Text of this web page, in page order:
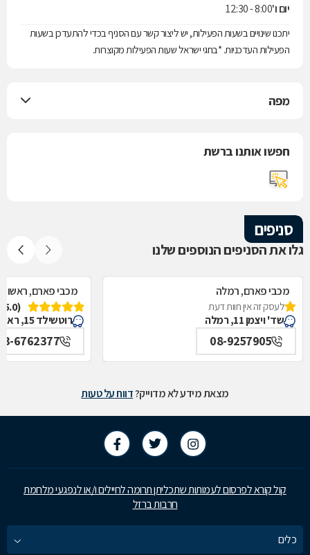
יום ו'8:00 - 12:30
יתכנו שינויים בשעות הפעילות, יש ליצור קשר עם הסניף בכדי להתעדכן בשעות
הפעילות העדכניות. *בחגי ישראל שעות הפעילות מקוצרות.
מפה
חפשו אותנו ברשת
סניפים
גלו את הסניפים הנוספים שלנו
מכבי פארם, רמלה
לעסק זה אין חוות דעת
שד' ויצמן 11, רמלה
08-9257905
מכבי פארם, ראשון
(5.0)
רוטשילד 15, ראשון לציון
6762377
מצאת מידע לא מדוייק?דווח על טעות
קול קורא לפרסום לעמותות שתכליתן תרומה לחיילים ו/או לנפגעי מלחמת
חרבות ברזל
כלים